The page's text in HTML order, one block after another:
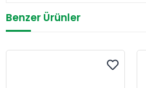
Benzer Ürünler